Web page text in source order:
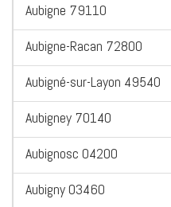
Aubigne 79110
Aubigne-Racan 72800
Aubigné-sur-Layon 49540
Aubigney 70140
Aubignosc 04200
Aubigny 03460